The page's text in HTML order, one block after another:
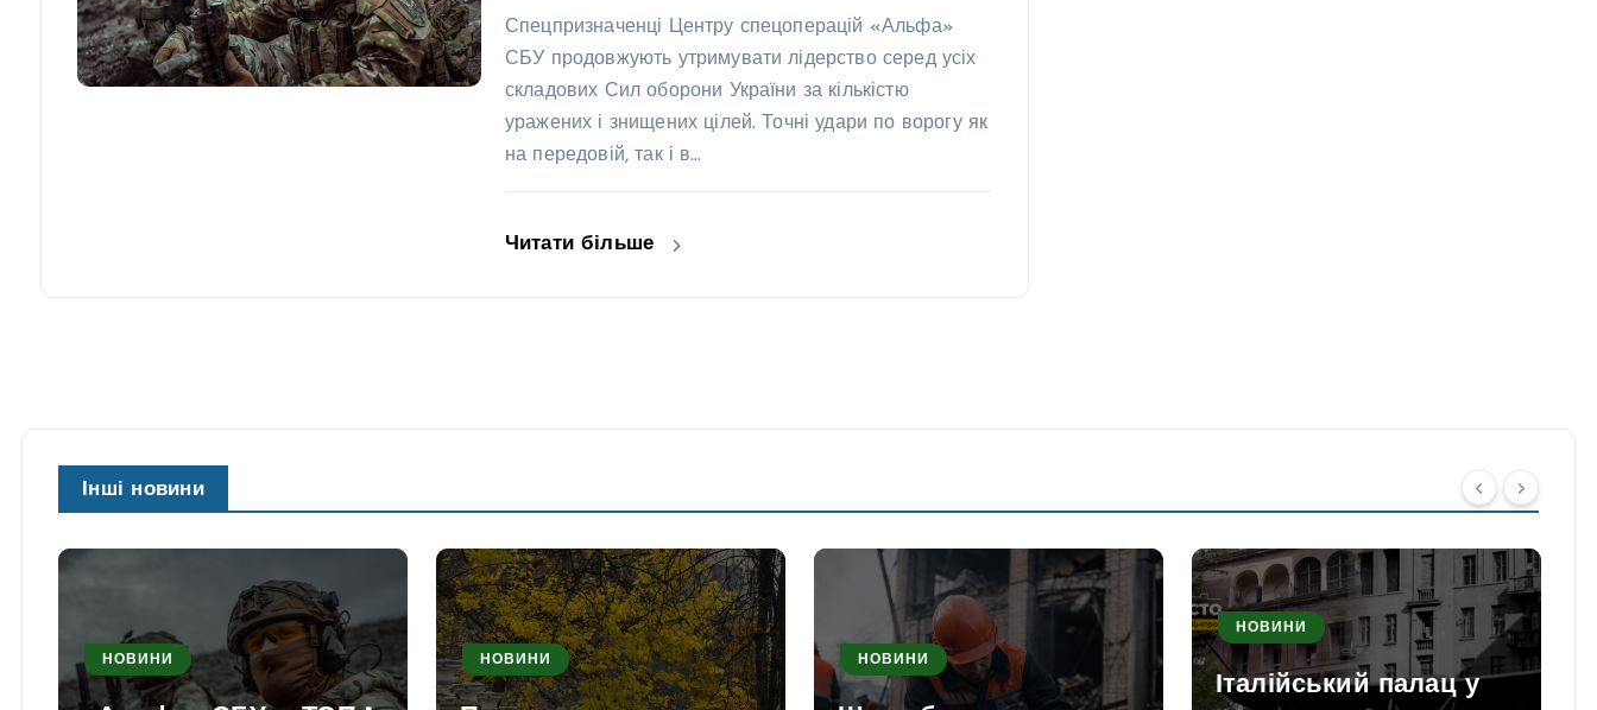
Спецпризначенці Центру спецоперацій «Альфа»
СБУ продовжують утримувати лідерство серед усіх
складових Сил оборони України за кількістю
уражених і знищених цілей. Точні удари по ворогу як
на передовій, так і в…
Читати більше
Інші новини
НОВИНИ НОВИНИ НОВИНИ
НОВИНИ
Італійський палац у